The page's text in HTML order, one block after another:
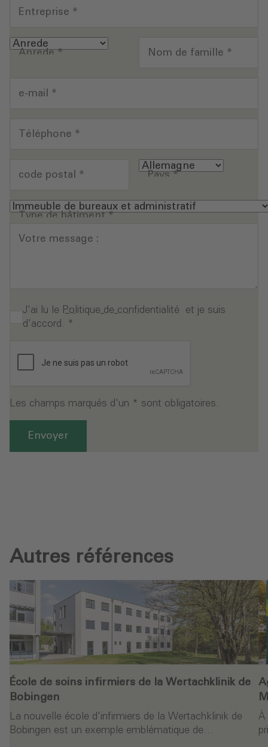
Entreprise *
Anrede* Nom de famille *
e-mail *
Téléphone *
code postal * Pays*
Type de bâtiment*
Votre message :
J'ai lu le Politique de confidentialité et je suis
d'accord. *
Les champs marqués d'un * sont obligatoires.
Envoyer
Autres références
École de soins infirmiers de la Wertachklinik de
Bobingen
La nouvelle école d'infirmiers de la Wertachklinik de
Bobingen est un exemple emblématique de…
À